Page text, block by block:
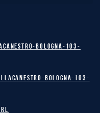
Bologna-103-
Bologna-103-